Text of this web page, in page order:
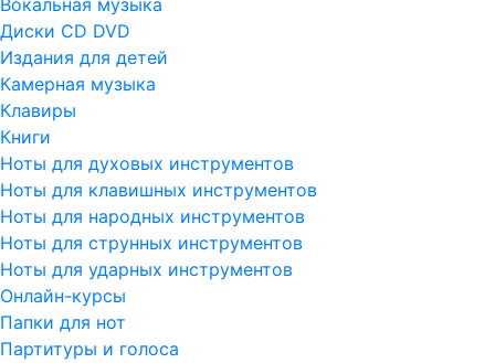
Вокальная музыка
Диски CD DVD
Издания для детей
Камерная музыка
Клавиры
Книги
Ноты для духовых инструментов
Ноты для клавишных инструментов
Ноты для народных инструментов
Ноты для струнных инструментов
Ноты для ударных инструментов
Онлайн-курсы
Папки для нот
Партитуры и голоса